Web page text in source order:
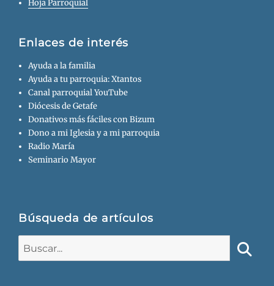
Hoja Parroquial
Enlaces de interés
Ayuda a la familia
Ayuda a tu parroquia: Xtantos
Canal parroquial YouTube
Diócesis de Getafe
Donativos más fáciles con Bizum
Dono a mi Iglesia y a mi parroquia
Radio María
Seminario Mayor
Búsqueda de artículos